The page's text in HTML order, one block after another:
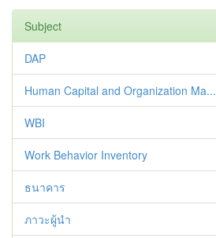
Subject
DAP
Human Capital and Organization Ma...
WBI
Work Behavior Inventory
ธนาคาร
ภาวะผู้นำ